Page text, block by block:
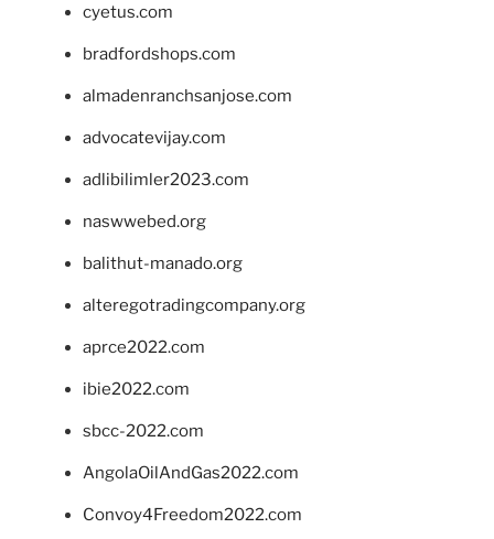
cyetus.com
bradfordshops.com
almadenranchsanjose.com
advocatevijay.com
adlibilimler2023.com
naswwebed.org
balithut-manado.org
alteregotradingcompany.org
aprce2022.com
ibie2022.com
sbcc-2022.com
AngolaOilAndGas2022.com
Convoy4Freedom2022.com